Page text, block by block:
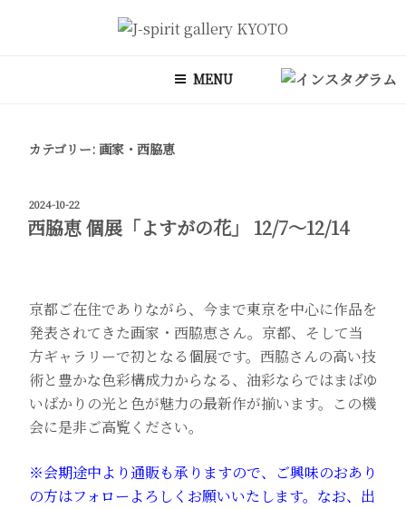
です。 ご縁を頂いております工芸作家、アーティストの方々の作品を
ご紹介しております。 お気軽にお問い合わせ、またお立ち寄り頂けれ
MENU
カテゴリー: 画家・西脇恵
投
稿
日:
2024-10-22
西脇恵 個展「よすがの花」 12/7～12/14
京都ご在住でありながら、今まで東京を中心に作品を
発表されてきた画家・西脇恵さん。京都、そして当
方ギャラリーで初となる個展です。西脇さんの高い技
術と豊かな色彩構成力からなる、油彩ならではまばゆ
いばかりの光と色が魅力の最新作が揃います。この機
会に是非ご高覧ください。
※会期途中より通販も承りますので、ご興味のおあり
の方はフォローよろしくお願いいたします。なお、出